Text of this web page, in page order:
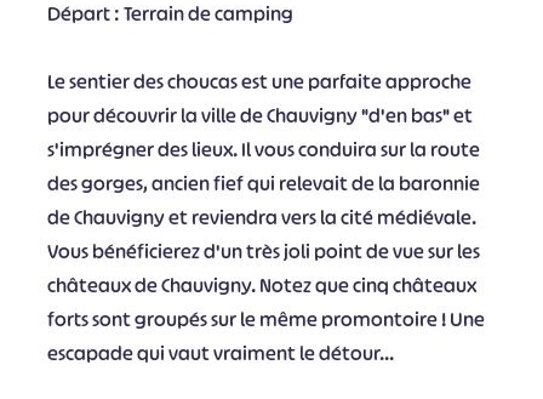
Départ : Terrain de camping
Le sentier des choucas est une parfaite approche
pour découvrir la ville de Chauvigny "d'en bas" et
s'imprégner des lieux. Il vous conduira sur la route
des gorges, ancien fief qui relevait de la baronnie
de Chauvigny et reviendra vers la cité médiévale.
Vous bénéficierez d'un très joli point de vue sur les
châteaux de Chauvigny. Notez que cinq châteaux
forts sont groupés sur le même promontoire ! Une
escapade qui vaut vraiment le détour...